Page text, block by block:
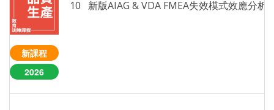
新課程
2026